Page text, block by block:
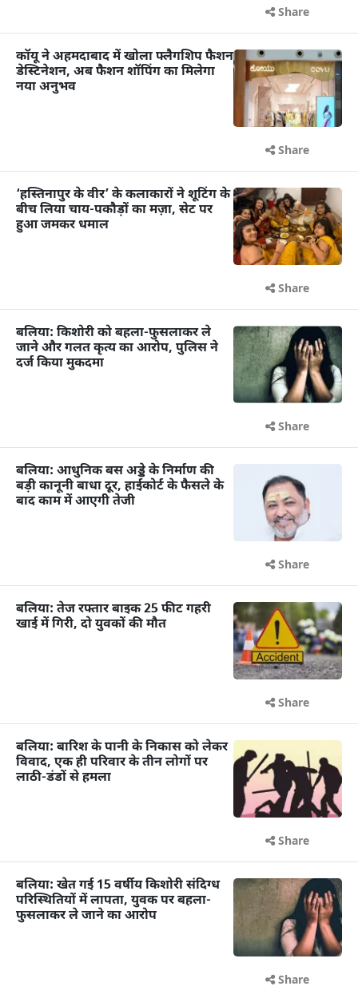
Share
कॉयू ने अहमदाबाद में खोला फ्लैगशिप फैशन
डेस्टिनेशन, अब फैशन शॉपिंग का मिलेगा
नया अनुभव
Share
‘हस्तिनापुर के वीर’ के कलाकारों ने शूटिंग के
बीच लिया चाय-पकौड़ों का मज़ा, सेट पर
हुआ जमकर धमाल
Share
बलिया: किशोरी को बहला-फुसलाकर ले
जाने और गलत कृत्य का आरोप, पुलिस ने
दर्ज किया मुकदमा
Share
बलिया: आधुनिक बस अड्डे के निर्माण की
बड़ी कानूनी बाधा दूर, हाईकोर्ट के फैसले के
बाद काम में आएगी तेजी
Share
बलिया: तेज रफ्तार बाइक 25 फीट गहरी
खाई में गिरी, दो युवकों की मौत
Share
बलिया: बारिश के पानी के निकास को लेकर
विवाद, एक ही परिवार के तीन लोगों पर
लाठी-डंडों से हमला
Share
बलिया: खेत गई 15 वर्षीय किशोरी संदिग्ध
परिस्थितियों में लापता, युवक पर बहला-
फुसलाकर ले जाने का आरोप
Share